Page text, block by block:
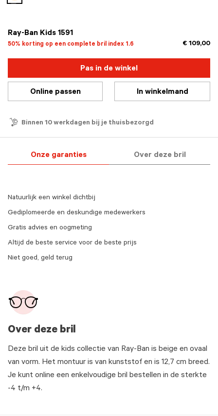
Ray-Ban Kids 1591
50% korting op een complete bril index 1.6 € 109,00
geselecteerd
Pas in de winkel
Online passen In winkelmand
Binnen 10 werkdagen bij je thuisbezorgd
Onze garanties Over deze bril
Over deze bril
Deze bril uit de kids collectie van Ray-Ban is beige en ovaal
van vorm. Het montuur is van kunststof en is 12,7 cm breed.
Je kunt online een enkelvoudige bril bestellen in de sterkte
-4 t/m +4.
Natuurlijk een winkel dichtbij
Gediplomeerde en deskundige medewerkers
Gratis advies en oogmeting
Altijd de beste service voor de beste prijs
Niet goed, geld terug